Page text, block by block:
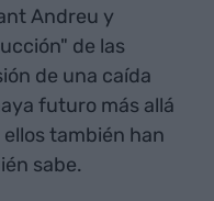
Andreu y
de las
de una caída
futuro más allá
también han
sabe.